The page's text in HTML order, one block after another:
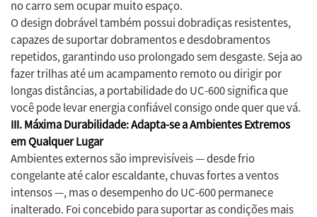
no carro sem ocupar muito espaço.
O design dobrável também possui dobradiças resistentes,
capazes de suportar dobramentos e desdobramentos
repetidos, garantindo uso prolongado sem desgaste. Seja ao
fazer trilhas até um acampamento remoto ou dirigir por
longas distâncias, a portabilidade do UC-600 significa que
você pode levar energia confiável consigo onde quer que vá.
III. Máxima Durabilidade: Adapta-se a Ambientes Extremos
em Qualquer Lugar
Ambientes externos são imprevisíveis — desde frio
congelante até calor escaldante, chuvas fortes a ventos
intensos —, mas o desempenho do UC-600 permanece
inalterado. Foi concebido para suportar as condições mais